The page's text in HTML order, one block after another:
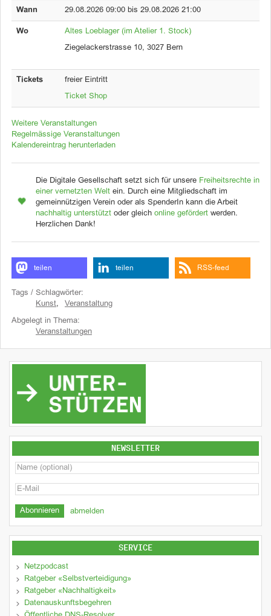
Wann 29.08.2026 09:00 bis 29.08.2026 21:00
Wo Altes Loeblager (im Atelier 1. Stock)
Ziegelackerstrasse 10, 3027 Bern
Tickets freier Eintritt
Ticket Shop
Weitere Veranstaltungen
Regelmässige Veranstaltungen
Kalendereintrag herunterladen
Die Digitale Gesellschaft setzt sich für unsere Freiheitsrechte in
einer vernetzten Welt ein. Durch eine Mitgliedschaft im
gemeinnützigen Verein oder als SpenderIn kann die Arbeit
nachhaltig unterstützt oder gleich online gefördert werden.
Herzlichen Dank!
teilen teilen RSS-feed
Tags / Schlagwörter:
Kunst, Veranstaltung
Abgelegt in Thema:
Veranstaltungen
NEWSLETTER
abmelden
SERVICE
Netzpodcast
Ratgeber «Selbstverteidigung»
Ratgeber «Nachhaltigkeit»
Datenauskunftsbegehren